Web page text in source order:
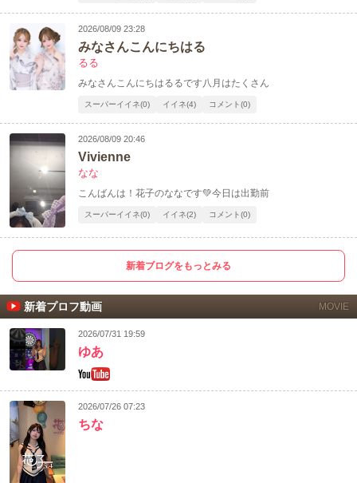
2026/08/09 23:28
みなさんこんにちはる
るる
みなさんこんにちはるるです八月はたくさん
スーパーイイネ(0) イイネ(4) コメント(0)
2026/08/09 20:46
Vivienne
なな
こんばんは！花子のななです💚今日は出勤前
スーパーイイネ(0) イイネ(2) コメント(0)
新着ブログをもっとみる
新着プロフ動画 MOVIE
2026/07/31 19:59
ゆあ
2026/07/26 07:23
ちな